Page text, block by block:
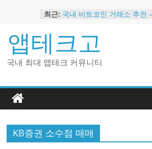
content
최근: 국내 비트코인 거래소 추천
트
2024 강력히 추천하는 은행
금 앱테크
해외 코인 거래소 추천 순위
앱테크고
국내 최대 앱테크 커뮤니티
KB증권 소수점 매매